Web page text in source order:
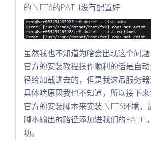
的.NET6的PATH没有配置好
虽然我也不知道为啥会出现这个问
官方的安装教程操作顺利的话是自
径给加载进去的，但是我这吊服务器
具体啥原因我也不知道，所以接下
官方的安装脚本来安装.NET6环境，
脚本输出的路径添加进我们的PATH
功。